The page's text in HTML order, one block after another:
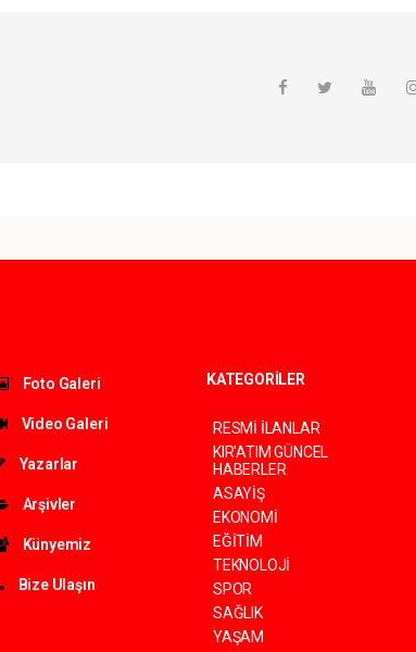
Foto Galeri
Video Galeri
Yazarlar
Arşivler
Künyemiz
Bize Ulaşın
KATEGORİLER
RESMİ İLANLAR
KIR'ATIM GÜNCEL
HABERLER
ASAYİŞ
EKONOMİ
EĞİTİM
TEKNOLOJİ
SPOR
SAĞLIK
YAŞAM